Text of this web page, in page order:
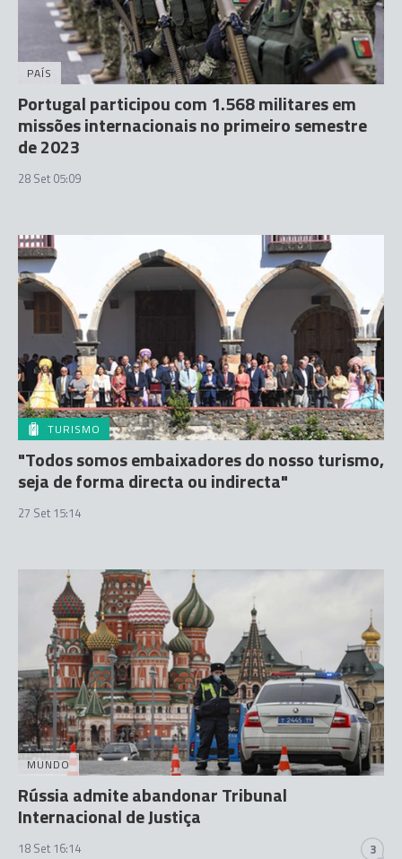
PAÍS
Portugal participou com 1.568 militares em
missões internacionais no primeiro semestre
de 2023
28 Set 05:09
TURISMO
"Todos somos embaixadores do nosso turismo,
seja de forma directa ou indirecta"
27 Set 15:14
MUNDO
Rússia admite abandonar Tribunal
Internacional de Justiça
18 Set 16:14 3